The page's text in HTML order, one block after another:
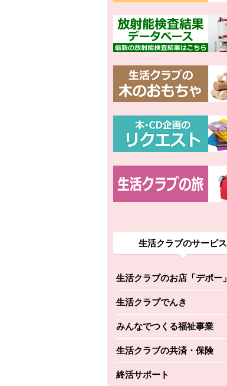
生活クラブのサービス
生活クラブのお店「デポー」
別のウィンドウで開きます。
生活クラブでんき
別のウィンドウで開きます。
みんなでつくる福祉事業
別のウィンドウで開きます。
生活クラブの共済・保険
別のウィンドウで開きます。
終活サポート
別のウィンドウで開きます。